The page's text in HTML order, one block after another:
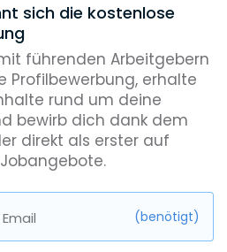
sich die kostenlose
führenden Arbeitgebern
Profilbewerbung, erhalte
rund um deine
bewirb dich dank dem
direkt als erster auf
(benötigt)